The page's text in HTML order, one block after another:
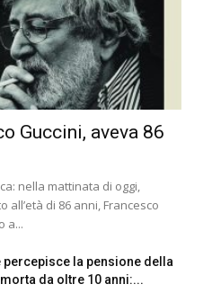
Guccini, aveva 86
nella mattinata di oggi,
all’età di 86 anni, Francesco
a...
percepisce la pensione della
da oltre 10 anni:...